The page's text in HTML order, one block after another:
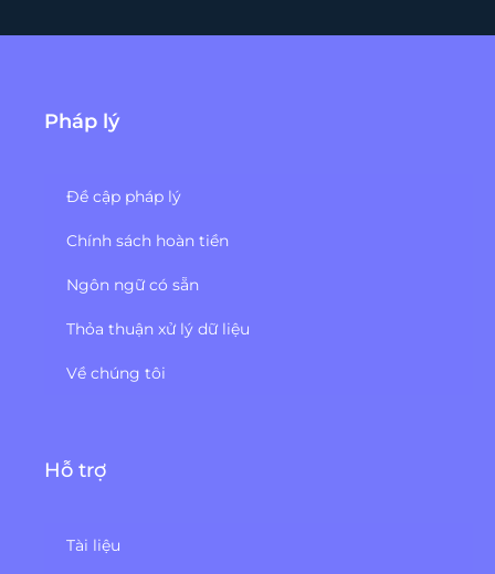
Pháp lý
Đề cập pháp lý
Chính sách hoàn tiền
Ngôn ngữ có sẵn
Thỏa thuận xử lý dữ liệu
Về chúng tôi
Hỗ trợ
Tài liệu